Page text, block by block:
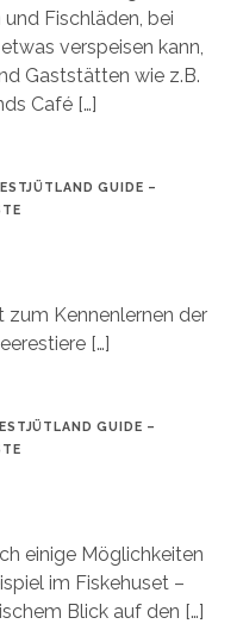
Fischläden, bei
verspeisen kann,
Gaststätten wie z.B.
Café […]
GUIDE –
zum Kennenlernen der
[…]
GUIDE –
einige Möglichkeiten
im Fiskehuset –
Blick auf den […]